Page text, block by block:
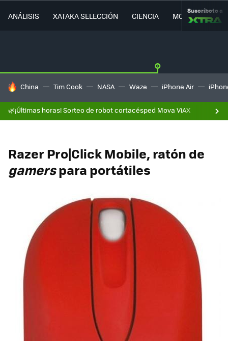
ANÁLISIS XATAKA SELECCIÓN CIENCIA MOVILIDAD
Suscríbete a
HOY SE HABLA DE
China Tim Cook NASA Waze iPhone Air
🌿¡Últimas horas! Sorteo de robot cortacésped Mova ViAX
Razer Pro|Click Mobile, ratón de
gamerspara portátiles